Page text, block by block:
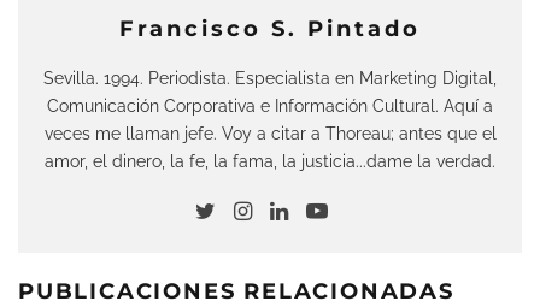
Francisco S. Pintado
Sevilla. 1994. Periodista. Especialista en Marketing Digital,
Comunicación Corporativa e Información Cultural. Aquí a
veces me llaman jefe. Voy a citar a Thoreau; antes que el
amor, el dinero, la fe, la fama, la justicia...dame la verdad.
PUBLICACIONES RELACIONADAS